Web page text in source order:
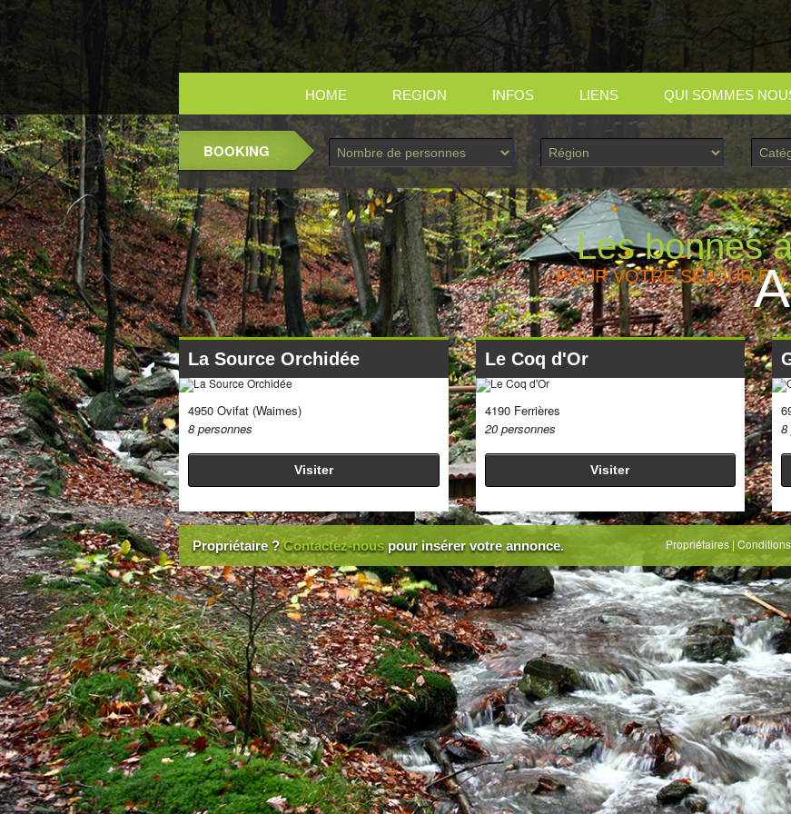
HOME REGION INFOS LIENS QUI SOMMES
BOOKING
Les bonnes
POUR VOTRE SÉJOUR EN
La Source Orchidée
4950 Ovifat (Waimes)
8 personnes
Visiter
Le Coq d'Or
4190 Ferrières
20 personnes
Visiter
8
Propriétaire ?Contactez-nouspour insérer votre annonce. Propriétaires|